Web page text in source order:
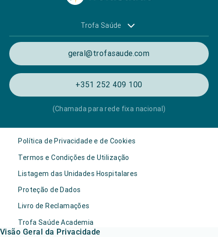
Trofa Saúde
geral@trofasaude.com
+351 252 409 100
(Chamada para rede fixa nacional)
Política de Privacidade e de Cookies
Termos e Condições de Utilização
Listagem das Unidades Hospitalares
Proteção de Dados
Livro de Reclamações
Trofa Saúde Academia
Visão Geral da Privacidade